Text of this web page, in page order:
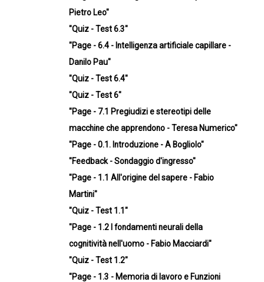
Pietro Leo"
"Quiz - Test 6.3"
"Page - 6.4 - Intelligenza artificiale capillare -
Danilo Pau"
"Quiz - Test 6.4"
"Quiz - Test 6"
"Page - 7.1 Pregiudizi e stereotipi delle
macchine che apprendono - Teresa Numerico"
"Page - 0.1. Introduzione - A Bogliolo"
"Feedback - Sondaggio d'ingresso"
"Page - 1.1 All'origine del sapere - Fabio
Martini"
"Quiz - Test 1.1"
"Page - 1.2 I fondamenti neurali della
cognitività nell'uomo - Fabio Macciardi"
"Quiz - Test 1.2"
"Page - 1.3 - Memoria di lavoro e Funzioni